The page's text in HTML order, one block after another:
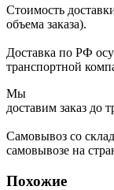
Стоимость
объема заказа).
Доставка по РФ
транспортной
Мы
доставим заказ до
Самовывоз со
самовывозе на
Похожие